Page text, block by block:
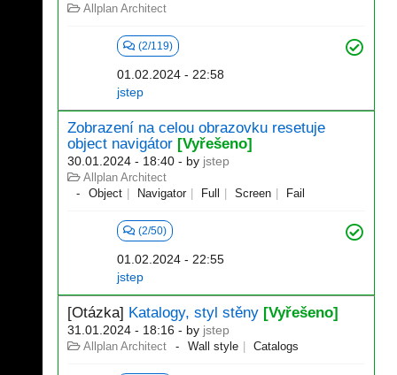
Allplan Architect
(2/119)
01.02.2024 - 22:58
jstep
Zobrazení na celou obrazovku resetuje
object navigátor [Vyřešeno]
30.01.2024 - 18:40 - by jstep
Allplan Architect
Object
Navigator Full Screen Fail
(2/50)
01.02.2024 - 22:55
jstep
[Otázka] Katalogy, styl stěny [Vyřešeno]
31.01.2024 - 18:16 - by jstep
Allplan Architect Wall style Catalogs